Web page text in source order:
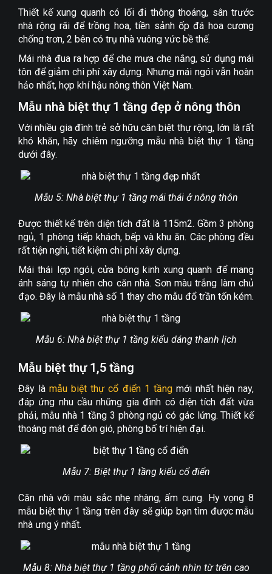
Thiết kế xung quanh có lối đi thông thoáng, sân trước
nhà rộng rãi để trồng hoa, tiền sảnh ốp đá hoa cương
chống trơn, 2 bên có trụ nhà vuông vức bề thế.
Mái nhà đua ra hợp để che mưa che nắng, sử dụng mái
tôn để giảm chi phí xây dựng. Nhưng mái ngói vẫn hoàn
hảo nhất, hợp khí hậu nông thôn Việt Nam.
Mẫu nhà biệt thự 1 tầng đẹp ở nông thôn
Với nhiều gia đình trẻ sở hữu căn biệt thự rộng, lớn là rất
khó khăn, hãy chiêm ngưỡng mẫu nhà biệt thự 1 tầng
dưới đây.
Mẫu 5: Nhà biệt thự 1 tầng mái thái ở nông thôn
Được thiết kế trên diện tích đất là 115m2. Gồm 3 phòng
ngủ, 1 phòng tiếp khách, bếp và khu ăn. Các phòng đều
rất tiện nghi, tiết kiệm chi phí xây dựng.
Mái thái lợp ngói, cửa bóng kinh xung quanh để mang
ánh sáng tự nhiên cho căn nhà. Sơn màu trắng làm chủ
đạo. Đây là mẫu nhà số 1 thay cho mẫu đổ trần tốn kém.
Mẫu 6: Nhà biệt thự 1 tầng kiểu dáng thanh lịch
Mẫu biệt thự 1,5 tầng
Đây làmẫu biệt thự cổ điển 1 tầngmới nhất hiện nay,
đáp ứng nhu cầu những gia đình có diện tích đất vừa
phải, mẫu nhà 1 tầng 3 phòng ngủ có gác lửng. Thiết kế
thoáng mát để đón gió, phòng bố trí hiện đại.
Mẫu 7: Biệt thự 1 tầng kiểu cổ điển
Căn nhà với màu sắc nhẹ nhàng, ấm cung. Hy vọng 8
mẫu biệt thự 1 tầng trên đây sẽ giúp bạn tìm được mẫu
nhà ưng ý nhất.
Mẫu 8: Nhà biệt thự 1 tầng phối cảnh nhìn từ trên cao